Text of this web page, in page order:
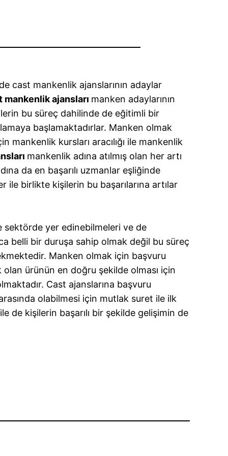
cast mankenlik ajanslarının adaylar
mankenlik ajansları manken adaylarının
bu süreç dahilinde de eğitimli bir
başlamaktadırlar. Manken olmak
mankenlik kursları aracılığı ile mankenlik
mankenlik adına atılmış olan her artı
da en başarılı uzmanlar eşliğinde
ile birlikte kişilerin bu başarılarına artılar
sektörde yer edinebilmeleri ve de
belli bir duruşa sahip olmak değil bu süreç
Manken olmak için başvuru
olan ürünün en doğru şekilde olması için
Cast ajanslarına başvuru
olabilmesi için mutlak suret ile ilk
de kişilerin başarılı bir şekilde gelişimin de